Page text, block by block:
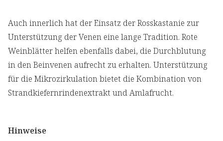
Auch innerlich hat der Einsatz der Rosskastanie zur
Unterstützung der Venen eine lange Tradition. Rote
Weinblätter helfen ebenfalls dabei, die Durchblutung
in den Beinvenen aufrecht zu erhalten. Unterstützung
für die Mikrozirkulation bietet die Kombination von
Strandkiefernrindenextrakt und Amlafrucht.
Hinweise